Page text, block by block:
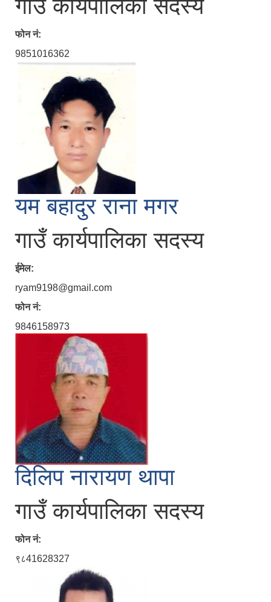
गाउँ कार्यपालिका सदस्य
फोन नं:
9851016362
यम बहादुर राना मगर
गाउँ कार्यपालिका सदस्य
ईमेल:
ryam9198@gmail.com
फोन नं:
9846158973
दिलिप नारायण थापा
गाउँ कार्यपालिका सदस्य
फोन नं:
९८41628327